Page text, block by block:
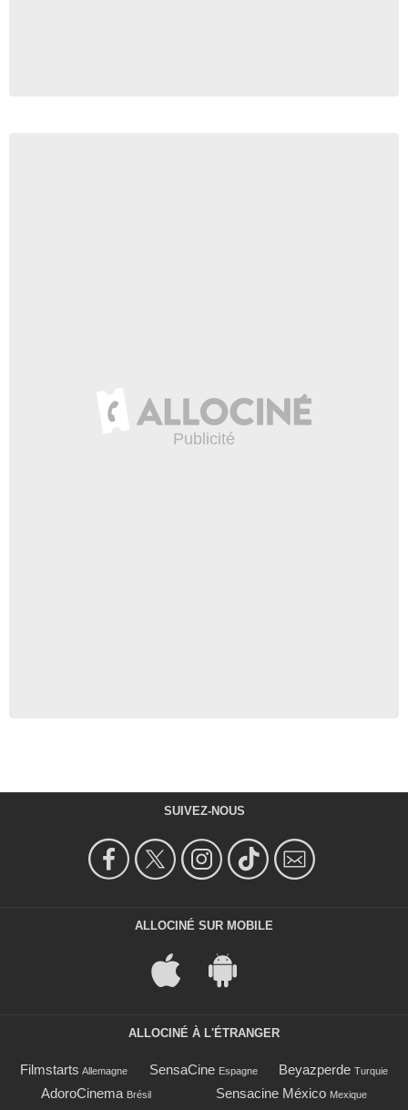
SUIVEZ-NOUS
ALLOCINÉ SUR MOBILE
ALLOCINÉ À L'ÉTRANGER
Filmstarts Allemagne SensaCine Espagne Beyazperde Turquie
AdoroCinema Brésil Sensacine México Mexique